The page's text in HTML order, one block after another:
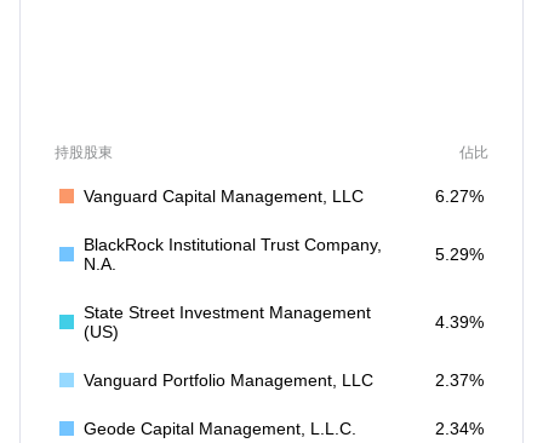
持股股東 佔比
Vanguard Capital Management, LLC 6.27%
BlackRock Institutional Trust Company,
N.A.
5.29%
State Street Investment Management
(US)
4.39%
Vanguard Portfolio Management, LLC 2.37%
Geode Capital Management, L.L.C. 2.34%